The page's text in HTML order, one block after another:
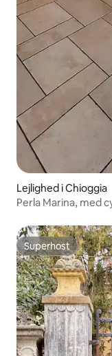
Lejlighed i Chioggia
Perla Marina, med
Superhost
Superhost